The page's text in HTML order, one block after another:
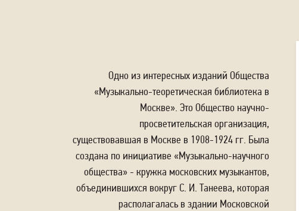
Одно из интересных изданий Общества
«Музыкально-теоретическая библиотека в
Москве». Это Общество научно-
просветительская организация,
существовавшая в Москве в 1908-1924 гг. Была
создана по инициативе «Музыкально-научного
общества» - кружка московских музыкантов,
объединившихся вокруг С. И. Танеева, которая
располагалась в здании Московской